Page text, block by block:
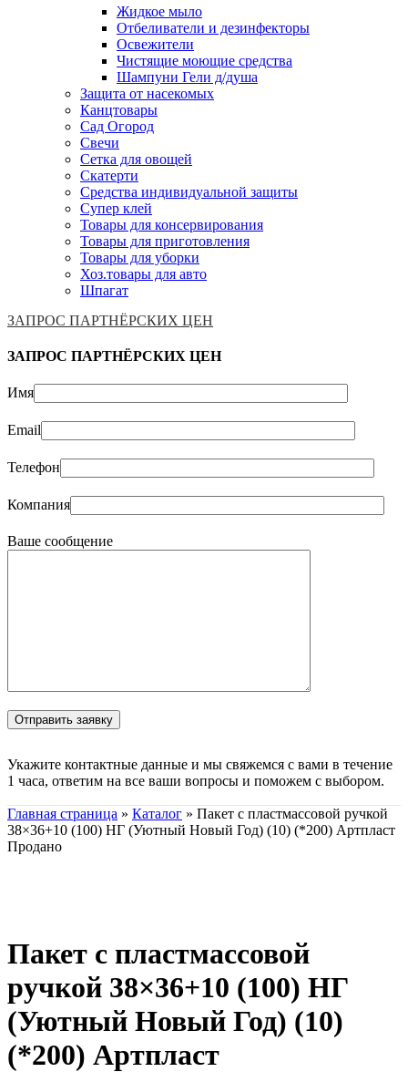
Жидкое мыло
Отбеливатели и дезинфекторы
Освежители
Чистящие моющие средства
Шампуни Гели д/душа
Защита от насекомых
Канцтовары
Сад Огород
Свечи
Сетка для овощей
Скатерти
Средства индивидуальной защиты
Супер клей
Товары для консервирования
Товары для приготовления
Товары для уборки
Хоз.товары для авто
Шпагат
ЗАПРОС ПАРТНЁРСКИХ ЦЕН
ЗАПРОС ПАРТНЁРСКИХ ЦЕН
Имя
Email
Телефон
Компания
Ваше сообщение
Укажите контактные данные и мы свяжемся с вами в течение
1 часа, ответим на все ваши вопросы и поможем с выбором.
Главная страница » Каталог » Пакет с пластмассовой ручкой
38×36+10 (100) НГ (Уютный Новый Год) (10) (*200) Артпласт
Продано
Пакет с пластмассовой
ручкой 38×36+10 (100) НГ
(Уютный Новый Год) (10)
(*200) Артпласт